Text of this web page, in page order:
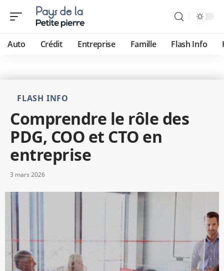
Auto Crédit Entreprise Famille Flash Info
FLASH INFO
Comprendre le rôle des
PDG, COO et CTO en
entreprise
3 mars 2026